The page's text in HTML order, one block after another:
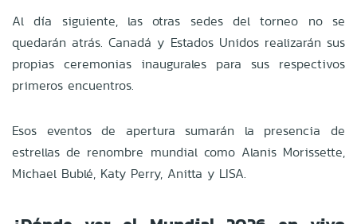
Al día siguiente, las otras sedes del torneo no se
quedarán atrás. Canadá y Estados Unidos realizarán sus
propias ceremonias inaugurales para sus respectivos
primeros encuentros.
Esos eventos de apertura sumarán la presencia de
estrellas de renombre mundial como Alanis Morissette,
Michael Bublé, Katy Perry, Anitta y LISA.